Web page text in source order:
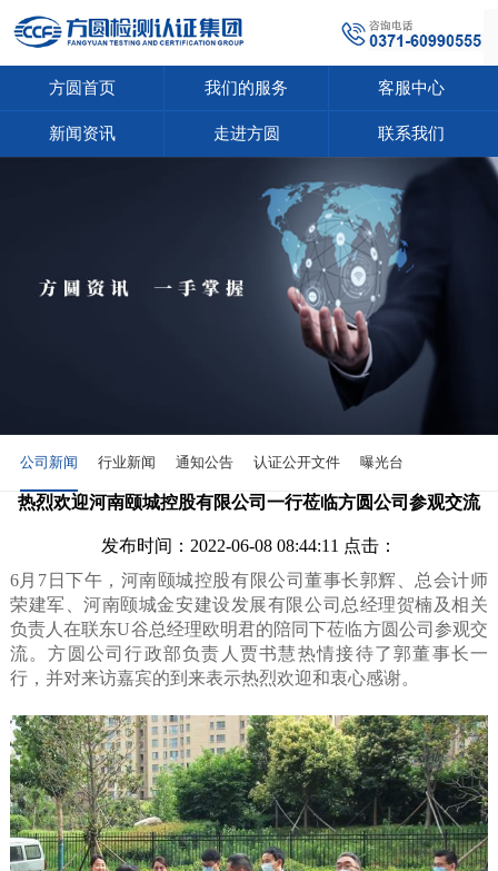
方圆首页 我们的服务 客服中心
新闻资讯 走进方圆 联系我们
公司新闻 行业新闻 通知公告 认证公开文件 曝光台
热烈欢迎河南颐城控股有限公司一行莅临方圆公司参观交流
发布时间：2022-06-08 08:44:11 点击：
6月7日下午，河南颐城控股有限公司董事长郭辉、总会计师
荣建军、河南颐城金安建设发展有限公司总经理贺楠及相关
负责人在联东U谷总经理欧明君的陪同下莅临方圆公司参观交
流。方圆公司行政部负责人贾书慧热情接待了郭董事长一
行，并对来访嘉宾的到来表示热烈欢迎和衷心感谢。